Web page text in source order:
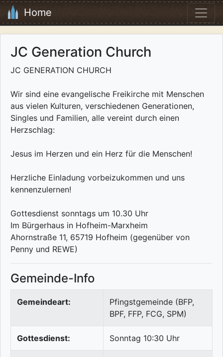
Home
JC Generation Church
JC GENERATION CHURCH
Wir sind eine evangelische Freikirche mit Menschen
aus vielen Kulturen, verschiedenen Generationen,
Singles und Familien, alle vereint durch einen
Herzschlag:
Jesus im Herzen und ein Herz für die Menschen!
Herzliche Einladung vorbeizukommen und uns
kennenzulernen!
Gottesdienst sonntags um 10.30 Uhr
Im Bürgerhaus in Hofheim-Marxheim
Ahornstraße 11, 65719 Hofheim (gegenüber von
Penny und REWE)
Gemeinde-Info
Gemeindeart:
Pfingstgemeinde (BFP,
BPF, FFP, FCG, SPM)
Gottesdienst: Sonntag 10:30 Uhr